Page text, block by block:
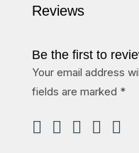
Reviews
Be the first to
Your email address
fields are marked *